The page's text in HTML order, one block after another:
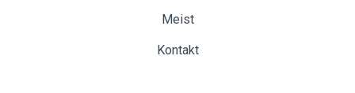
Meist
Kontakt